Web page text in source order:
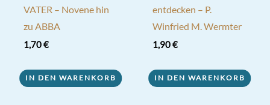
VATER – Novene hin
zu ABBA
1,70€
IN DEN WARENKORB
entdecken – P.
Winfried M. Wermter
1,90€
IN DEN WARENKORB